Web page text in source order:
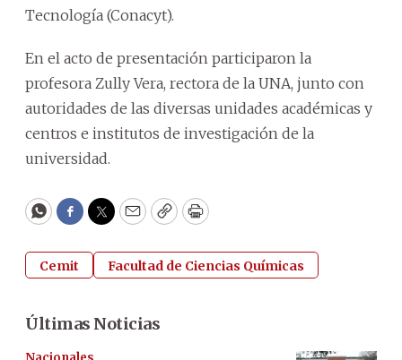
Tecnología (Conacyt).
En el acto de presentación participaron la
profesora Zully Vera, rectora de la UNA, junto con
autoridades de las diversas unidades académicas y
centros e institutos de investigación de la
universidad.
WhatsApp
Facebook
Twitter
EmailCopyPrint
Cemit Facultad de Ciencias Químicas
Últimas Noticias